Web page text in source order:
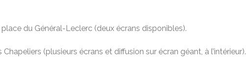
place du Général-Leclerc (deux écrans disponibles).
Chapeliers (plusieurs écrans et diffusion sur écran géant, à l’intérieur).